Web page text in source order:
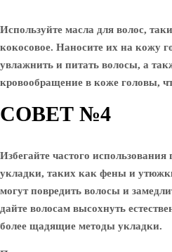
Используйте масла для волос,
кокосовое. Наносите их на кожу
увлажнить и питать волосы, а
кровообращение в коже головы,
СОВЕТ №4
Избегайте частого
укладки, таких как фены и
могут повредить волосы и
дайте волосам высохнуть
более щадящие методы укладки.